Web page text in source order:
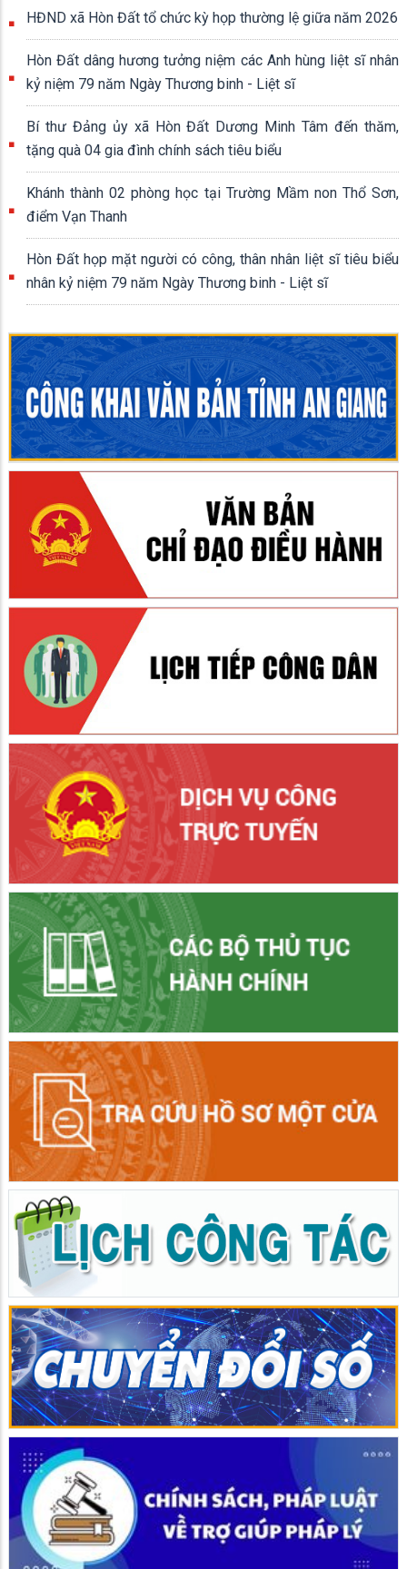
UBND xã Hòn Đất; Ban thường trực Ủy ban MTTQ Việt Nam xã
Kiểm tra Đảng ủy xã; đồng chí Trần Thị Ngọc Trầm – Giám đốc
Trung tâm Chính trị xã; đại diện các cơ quan, ban ngành, đoàn
HĐND xã Hòn Đất tổ chức kỳ họp thường lệ giữa năm 2026
Hòn Đất dâng hương tưởng niệm các Anh hùng liệt sĩ nhân
kỷ niệm 79 năm Ngày Thương binh - Liệt sĩ
Bí thư Đảng ủy xã Hòn Đất Dương Minh Tâm đến thăm,
tặng quà 04 gia đình chính sách tiêu biểu
Khánh thành 02 phòng học tại Trường Mầm non Thổ Sơn,
điểm Vạn Thanh
Hòn Đất họp mặt người có công, thân nhân liệt sĩ tiêu biểu
nhân kỷ niệm 79 năm Ngày Thương binh - Liệt sĩ